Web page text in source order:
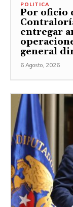
POLITICA
Por oficio
entregar
general
6 Agosto, 2026